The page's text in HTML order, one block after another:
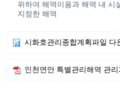
위하여 해역이용과 해역 내 시
지정한 해역
시화호관리종합계획파일 다
인천연안 특별관리해역 관